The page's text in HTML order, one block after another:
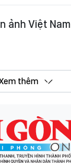
ảnh Việt Nam
thêm